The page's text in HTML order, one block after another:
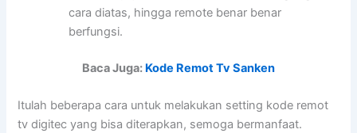
cara diatas, hingga remote benar benar
berfungsi.
Baca Juga: Kode Remot Tv Sanken
Itulah beberapa cara untuk melakukan setting kode remot
tv digitec yang bisa diterapkan, semoga bermanfaat.